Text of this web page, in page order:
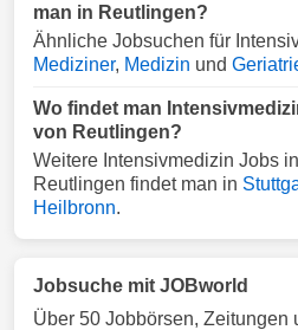
man in Reutlingen?
Ähnliche Jobsuchen für
Mediziner, Medizin und
Wo findet man
von Reutlingen?
Weitere Intensivmedizin Jobs
Reutlingen findet man in
Heilbronn.
Jobsuche mit JOBworld
Über 50 Jobbörsen, Zeitungen